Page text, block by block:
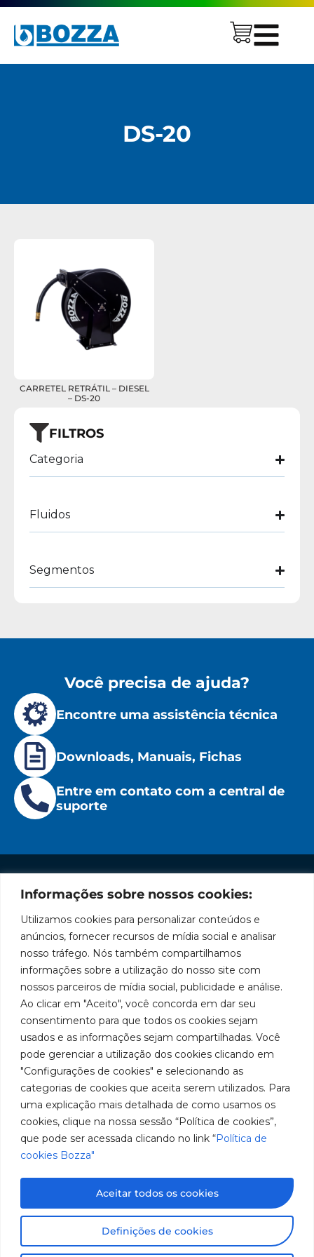
Informações sobre nossos cookies:
Utilizamos cookies para personalizar conteúdos e
anúncios, fornecer recursos de mídia social e analisar
nosso tráfego. Nós também compartilhamos
informações sobre a utilização do nosso site com
nossos parceiros de mídia social, publicidade e análise.
Ao clicar em "Aceito", você concorda em dar seu
consentimento para que todos os cookies sejam
usados e as informações sejam compartilhadas. Você
pode gerenciar a utilização dos cookies clicando em
"Configurações de cookies" e selecionando as
categorias de cookies que aceita serem utilizados. Para
uma explicação mais detalhada de como usamos os
cookies, clique na nossa sessão “Política de cookies”,
que pode ser acessada clicando no link “Política de
cookies Bozza"
Definições de cookies
Aceitar todos os cookies
DS-20
FILTROS
Categoria
Fluidos
Segmentos
CARRETEL RETRÁTIL – DIESEL
– DS-20
Você precisa de ajuda?
Encontre uma assistência técnica
Downloads, Manuais, Fichas
Entre em contato com a central de
suporte
Marca
líder
em
fabricação
de
equipamentos
para
lubrificação
e
abastecimento
da
América
Políticas
Privacidade
Políticas
de
Cookies
Institucional
A Bozza
Produtos
Soluções
Assistências
Técnicas
Seja um
representante
Trabalhe
Conosco
Localização
Rua
Tiradentes,
931 – Anexo
Franchini,
50/96
Bairro: Santa
Terezinha
São Bernardo
do Campo –
SP
Fale
Conosco
SAC: 0800
019 5050
Redes
Facebook
LinkedIn
Instagram
Imagens meramente ilustrativas. Informações sujeitas a
alterações sem aviso prévio. Todos os direitos são